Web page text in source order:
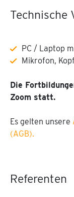
Technische
PC / Laptop
Mikrofon,
Die
Zoom statt.
Es gelten unsere
(AGB).
Referenten